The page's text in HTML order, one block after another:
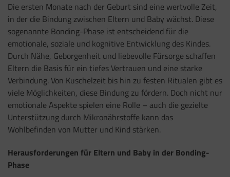
Die ersten Monate nach der Geburt sind eine wertvolle Zeit,
in der die Bindung zwischen Eltern und Baby wächst. Diese
sogenannte Bonding-Phase ist entscheidend für die
emotionale, soziale und kognitive Entwicklung des Kindes.
Durch Nähe, Geborgenheit und liebevolle Fürsorge schaffen
Eltern die Basis für ein tiefes Vertrauen und eine starke
Verbindung. Von Kuschelzeit bis hin zu festen Ritualen gibt es
viele Möglichkeiten, diese Bindung zu fördern. Doch nicht nur
emotionale Aspekte spielen eine Rolle – auch die gezielte
Unterstützung durch Mikronährstoffe kann das
Wohlbefinden von Mutter und Kind stärken.
Herausforderungen für Eltern und Baby in der Bonding-
Phase